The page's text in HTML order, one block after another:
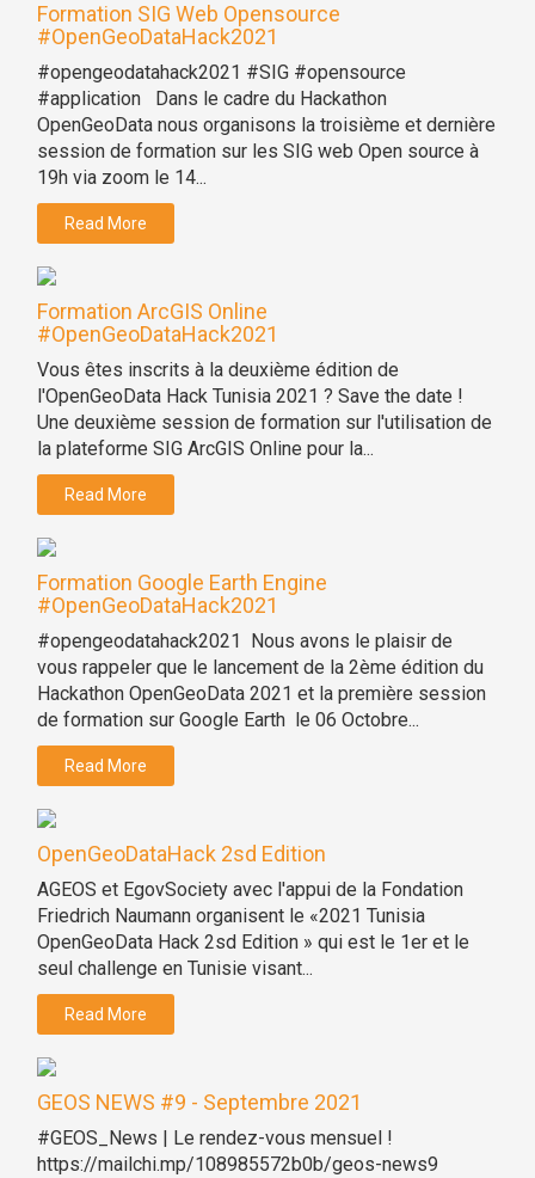
Formation SIG Web Opensource
#OpenGeoDataHack2021
#opengeodatahack2021 #SIG #opensource
#application Dans le cadre du Hackathon
OpenGeoData nous organisons la troisième et dernière
session de formation sur les SIG web Open source à
19h via zoom le 14...
Read More
Formation ArcGIS Online
#OpenGeoDataHack2021
Vous êtes inscrits à la deuxième édition de
l'OpenGeoData Hack Tunisia 2021 ? Save the date !
Une deuxième session de formation sur l'utilisation de
la plateforme SIG ArcGIS Online pour la...
Read More
Formation Google Earth Engine
#OpenGeoDataHack2021
#opengeodatahack2021 Nous avons le plaisir de
vous rappeler que le lancement de la 2ème édition du
Hackathon OpenGeoData 2021 et la première session
de formation sur Google Earth le 06 Octobre...
Read More
OpenGeoDataHack 2sd Edition
AGEOS et EgovSociety avec l'appui de la Fondation
Friedrich Naumann organisent le «2021 Tunisia
OpenGeoData Hack 2sd Edition » qui est le 1er et le
seul challenge en Tunisie visant...
Read More
GEOS NEWS #9 - Septembre 2021
#GEOS_News | Le rendez-vous mensuel !
https://mailchi.mp/108985572b0b/geos-news9